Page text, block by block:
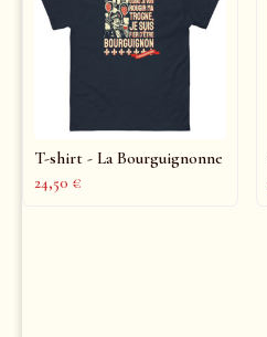
T-shirt - La Bourguignonne
24,50 €